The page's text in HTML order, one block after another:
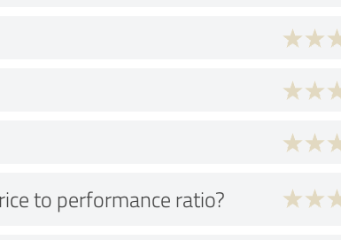
to performance ratio?